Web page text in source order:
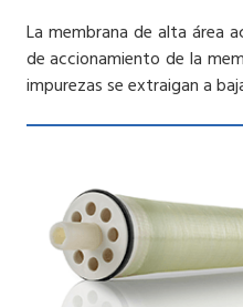
La membrana de alta área
de accionamiento de la
impurezas se extraigan a